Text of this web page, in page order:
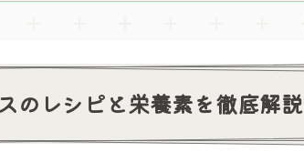
のレシピと栄養素を徹底解説